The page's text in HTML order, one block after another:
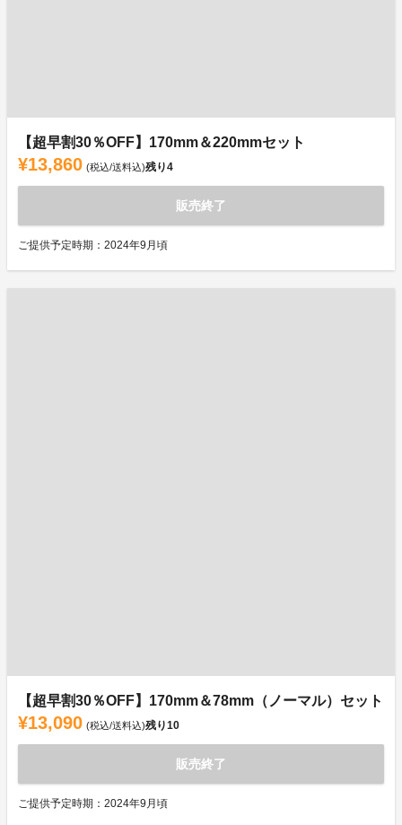
【超早割30％OFF】170mm＆220mmセット
¥13,860 (税込/送料込)残り4
販売終了
ご提供予定時期：2024年9月頃
【超早割30％OFF】170mm＆78mm（ノーマル）セット
¥13,090 (税込/送料込)残り10
販売終了
ご提供予定時期：2024年9月頃